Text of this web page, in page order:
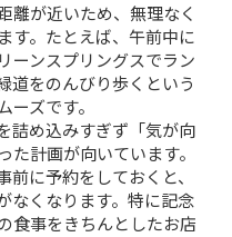
離が近いため、無理なく
す。たとえば、午前中に
ーンスプリングスでラン
道をのんびり歩くという
ズです。
詰め込みすぎず「気が向
計画が向いています。
に予約をしておくと、
なくなります。特に記念
食事をきちんとしたお店